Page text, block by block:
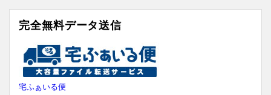
完全無料データ送信
宅ふぁいる便